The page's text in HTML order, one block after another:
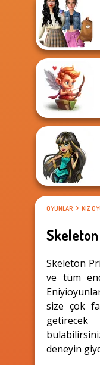
OYUNLAR KIZ
Skeleton
ve tüm
size çok
getirecek
deneyin